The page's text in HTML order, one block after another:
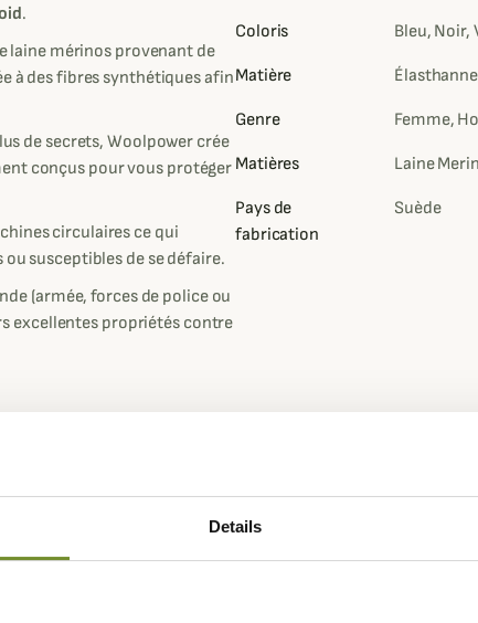
Details
.
laine mérinos provenant de
à des fibres synthétiques afin
de secrets, Woolpower crée
conçus pour vous protéger
circulaires ce qui
susceptibles de se défaire.
(armée, forces de police ou
excellentes propriétés contre
Coloris Bleu, Noir,
Matière
Genre Femme,
Matières Laine
Pays de
fabrication
Suède